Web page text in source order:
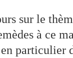
sur le
à ce
particulier